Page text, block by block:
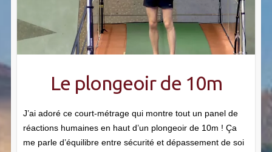
Le plongeoir de 10m
J’ai adoré ce court-métrage qui montre tout un panel de
réactions humaines en haut d’un plongeoir de 10m ! Ça
me parle d’équilibre entre sécurité et dépassement de soi